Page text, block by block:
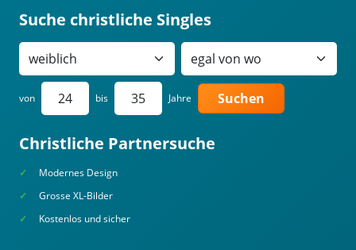
Suche christliche Singles
von bis Jahre Suchen
Christliche Partnersuche
Modernes Design
Grosse XL-Bilder
Kostenlos und sicher